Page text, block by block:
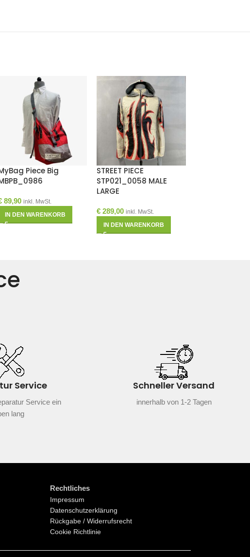
Piece Big
89,90 inkl. MwSt.
IN DEN WARENKORB
STREET PIECE
STP021_0058 MALE
LARGE
€ 289,00 inkl. MwSt.
IN DEN WARENKORB
Service
Service ein
lang
Schneller Versand
innerhalb von 1-2 Tagen
Rechtliches
Impressum
Datenschutzerklärung
Rückgabe / Widerrufsrecht
Cookie Richtlinie